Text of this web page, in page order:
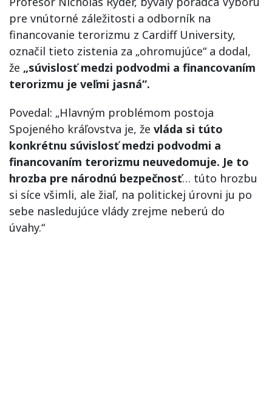
pre vnútorné záležitosti a odborník na
financovanie terorizmu z Cardiff University,
označil tieto zistenia za „ohromujúce“ a dodal,
že „súvislosť medzi podvodmi a financovaním
terorizmu je veľmi jasná“.
Povedal: „Hlavným problémom postoja
Spojeného kráľovstva je, že vláda si túto
konkrétnu súvislosť medzi podvodmi a
financovaním terorizmu neuvedomuje. Je to
hrozba pre národnú bezpečnosť… túto hrozbu
si síce všimli, ale žiaľ, na politickej úrovni ju po
sebe nasledujúce vlády zrejme neberú do
úvahy.“